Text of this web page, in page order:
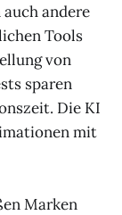
andere
Tools
von
sparen
Die KI
mit
Marken